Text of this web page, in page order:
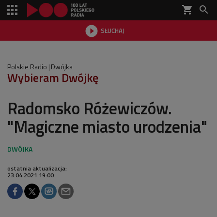
shopping_cart 
 SŁUCHAJ

Polskie Radio Dwójka
Wybieram Dwójkę
Radomsko Różewiczów.
"Magiczne miasto urodzenia"
ostatnia aktualizacja:
23.04.2021 19:00